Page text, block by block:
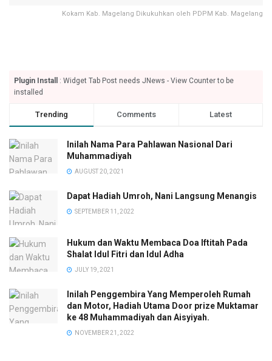
Kokam Kab. Magelang Dikukuhkan oleh PDPM Kab. Magelang
Plugin Install
: Widget Tab Post needs JNews - View Counter to be
installed
Trending Comments Latest
Inilah Nama Para Pahlawan Nasional Dari
Muhammadiyah
AUGUST 20, 2021
Dapat Hadiah Umroh, Nani Langsung Menangis
SEPTEMBER 11, 2022
Hukum dan Waktu Membaca Doa Iftitah Pada
Shalat Idul Fitri dan Idul Adha
JULY 19, 2021
Inilah Penggembira Yang Memperoleh Rumah
dan Motor, Hadiah Utama Door prize Muktamar
ke 48 Muhammadiyah dan Aisyiyah.
NOVEMBER 21, 2022